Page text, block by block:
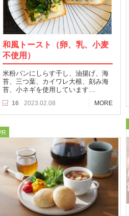
和風トースト（卵、乳、小麦
不使用）
米粉パンにしらす干し、油揚げ、海
苔、三つ葉、カイワレ大根、刻み海
苔、小ネギを使用しています…
16 2023.02.08 MORE